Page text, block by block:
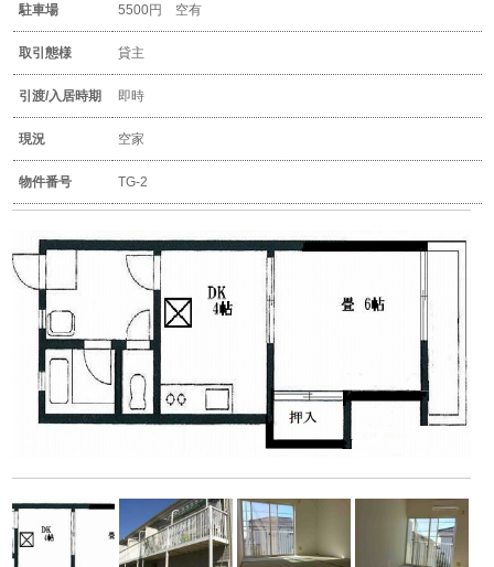
駐車場 5500円 空有
取引態様 貸主
引渡/入居時期 即時
現況 空家
物件番号 TG-2